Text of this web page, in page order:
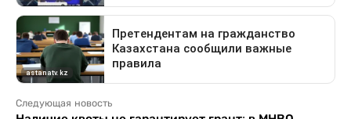
Следующая новость